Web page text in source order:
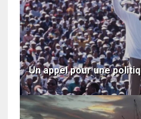
Un appel pour une